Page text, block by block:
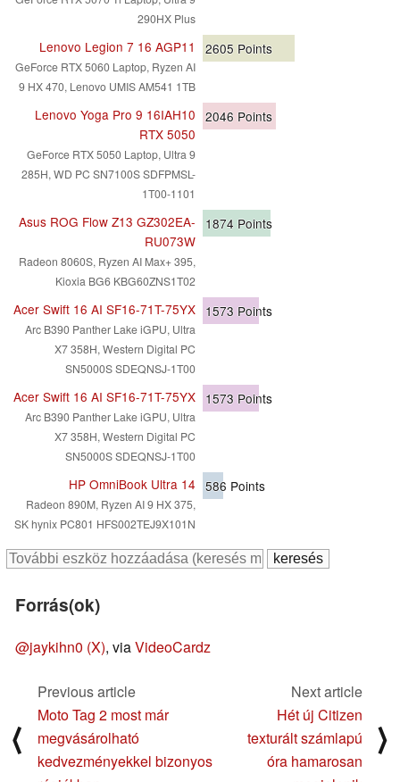
290HX Plus
Lenovo Legion 7 16 AGP11
GeForce RTX 5060 Laptop, Ryzen AI
9 HX 470, Lenovo UMIS AM541 1TB
2605 Points
Lenovo Yoga Pro 9 16IAH10
RTX 5050
GeForce RTX 5050 Laptop, Ultra 9
285H, WD PC SN7100S SDFPMSL-
1T00-1101
2046 Points
Asus ROG Flow Z13 GZ302EA-
RU073W
Radeon 8060S, Ryzen AI Max+ 395,
Kioxia BG6 KBG60ZNS1T02
1874 Points
Acer Swift 16 AI SF16-71T-75YX
Arc B390 Panther Lake iGPU, Ultra
X7 358H, Western Digital PC
SN5000S SDEQNSJ-1T00
1573 Points
Acer Swift 16 AI SF16-71T-75YX
Arc B390 Panther Lake iGPU, Ultra
X7 358H, Western Digital PC
SN5000S SDEQNSJ-1T00
1573 Points
HP OmniBook Ultra 14
Radeon 890M, Ryzen AI 9 HX 375,
SK hynix PC801 HFS002TEJ9X101N
586 Points
Forrás(ok)
@jaykihn0 (X), viaVideoCardz
⟨
Previous article
Moto Tag 2 most már
megvásárolható
kedvezményekkel bizonyos
Next article
Hét új Citizen
texturált számlapú
óra hamarosan
⟩